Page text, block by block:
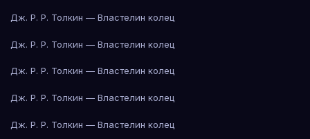
Дж. Р. Р. Толкин — Властелин колец
Дж. Р. Р. Толкин — Властелин колец
Дж. Р. Р. Толкин — Властелин колец
Дж. Р. Р. Толкин — Властелин колец
Дж. Р. Р. Толкин — Властелин колец